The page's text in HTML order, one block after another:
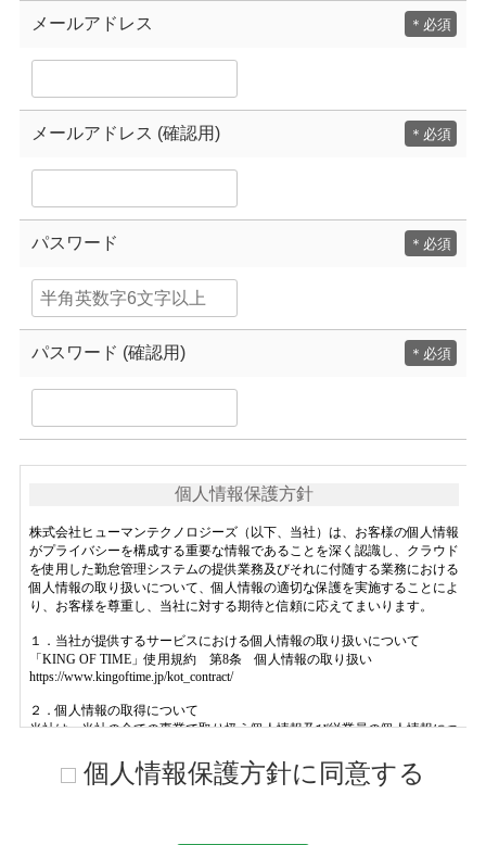
＊
メールアドレス
＊
メールアドレス (確認用)
＊
パスワード
＊
パスワード (確認用)
個人情報保護方針に同意する